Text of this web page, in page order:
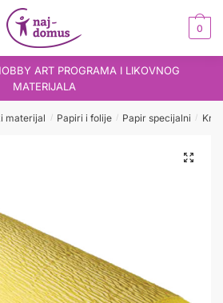
0
ART PROGRAMA I LIKOVNOG
MATERIJALA
materijal / Papiri i folije / Papir specijalni /